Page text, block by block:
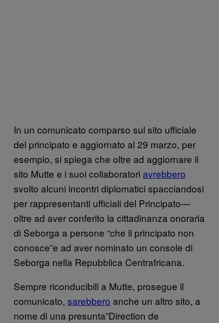
In un comunicato comparso sul sito ufficiale
del principato e aggiornato al 29 marzo, per
esempio, si spiega che oltre ad aggiornare il
sito Mutte e i suoi collaboratori avrebbero
svolto alcuni incontri diplomatici spacciandosi
per rappresentanti ufficiali del Principato—
oltre ad aver conferito la cittadinanza onoraria
di Seborga a persone “che il principato non
conosce”e ad aver nominato un console di
Seborga nella Repubblica Centrafricana.
Sempre riconducibili a Mutte, prosegue il
comunicato, sarebbero anche un altro sito, a
nome di una presunta”Direction de